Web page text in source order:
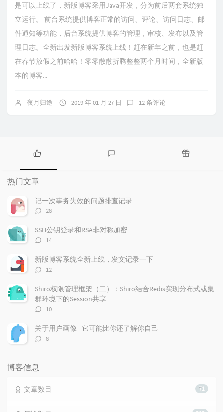
是可以上线了，新版博客采用Java开发，分为前后两套系统独
立运行。 前台系统提供博客正常的访问、评论、访问日志、邮
件通知等功能，后台系统提供博客的管理，审核、发布以及管
理日志。全新出发新版博客系统上线！赶在新年之前，也是赶
在春节放假之前哈哈！零零散散折腾整整两个月时间，全新版
本的博客...
夜月归途 2019 年 01 月 27 日 12 条评论
热
门
文
章
论
热门文章
记一次事务失效的问题排查记录
评
数：
28
SSH公钥登录和RSA非对称加密
评
数：
14
新版博客系统全新上线，发文记录一下
评
数：
12
Shiro权限管理框架（二）：Shiro结合Redis实现分布式或集
群环境下的Session共享
评
数：
10
关于用户画像 - 它可能比你还了解你自己
评
8
博客信息
71
文章数目